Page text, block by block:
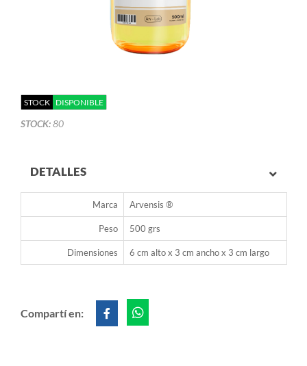
STOCK DISPONIBLE
STOCK:80
DETALLES
Marca Arvensis ®
Peso 500 grs
Dimensiones 6 cm alto x 3 cm ancho x 3 cm largo
Compartí en: